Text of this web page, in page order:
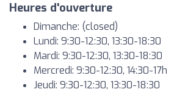
Heures d'ouverture
Dimanche: (closed)
Lundi: 9:30-12:30, 13:30-18:30
Mardi: 9:30-12:30, 13:30-18:30
Mercredi: 9:30-12:30, 14:30-17h
Jeudi: 9:30-12:30, 13:30-18:30